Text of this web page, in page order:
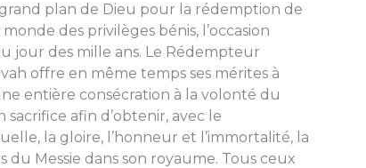
plan de Dieu pour la rédemption de
des privilèges bénis, l’occasion
jour des mille ans. Le Rédemp­teur
offre en même temps ses mérites à
entière consécration à la volonté du
afin d’obtenir, avec le
la gloire, l’honneur et l’immortalité, la
du Messie dans son royaume. Tous ceux